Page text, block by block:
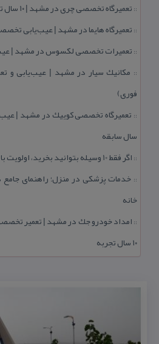
:: تعمیرگاه تخصصی چری در مشهد | ۱۰ سال تجربه و امداد خودرو
:: تعمیرگاه هایما در مشهد | عیب‌یابی
:: تعمیرات تخصصی لكسوس در مشهد |
:: مكانیك سیار در مشهد | عیب‌یابی و
فوری)
::
سال سابقه
:: اگر فقط 10 وسیله بتوانید بخرید، اولویت با كدام تجهیزات است؟
:: خدمات پزشكی در منزل؛ راهنمای
خانه
::
۱۰ سال تجربه